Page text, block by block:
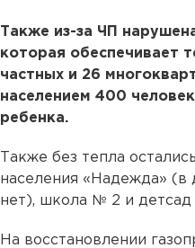
Также из-за ЧП
которая обеспечивает
частных и 26
населением 400
ребенка.
Также без тепла
населения «Надежда»
нет), школа № 2 и
На восстановлении